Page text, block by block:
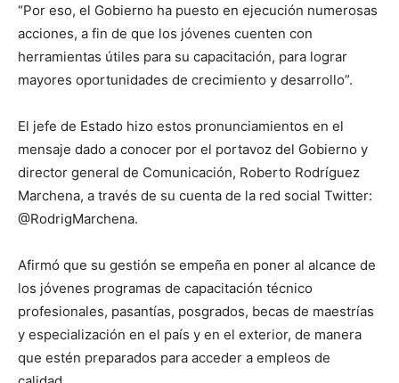
“Por eso, el Gobierno ha puesto en ejecución numerosas
acciones, a fin de que los jóvenes cuenten con
herramientas útiles para su capacitación, para lograr
mayores oportunidades de crecimiento y desarrollo”.
El jefe de Estado hizo estos pronunciamientos en el
mensaje dado a conocer por el portavoz del Gobierno y
director general de Comunicación, Roberto Rodríguez
Marchena, a través de su cuenta de la red social Twitter:
@RodrigMarchena.
Afirmó que su gestión se empeña en poner al alcance de
los jóvenes programas de capacitación técnico
profesionales, pasantías, posgrados, becas de maestrías
y especialización en el país y en el exterior, de manera
que estén preparados para acceder a empleos de